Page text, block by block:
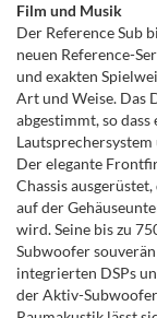
Film und Musik
Der Reference Sub
neuen Reference-
und exakten
Art und Weise. Das
abgestimmt, so
Der elegante
Chassis
auf der
wird. Seine bis zu
Subwoofer
integrierten DSPs
der Aktiv-